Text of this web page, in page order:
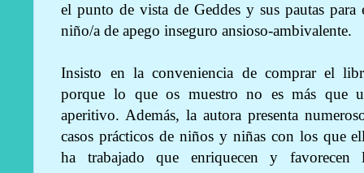
el punto de vista de Geddes y sus pautas para
niño/a de apego inseguro ansioso-ambivalente.
Insisto en la conveniencia de comprar el
porque lo que os muestro no es más que
aperitivo. Además, la autora presenta
casos prácticos de niños y niñas con los que
ha trabajado que enriquecen y favorecen